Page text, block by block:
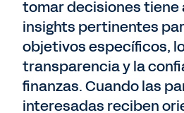
tomar decisiones tiene
insights pertinentes
objetivos específicos,
transparencia y la
finanzas. Cuando las
interesadas reciben